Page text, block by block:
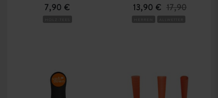
7,90 € 13,90 € 17,90